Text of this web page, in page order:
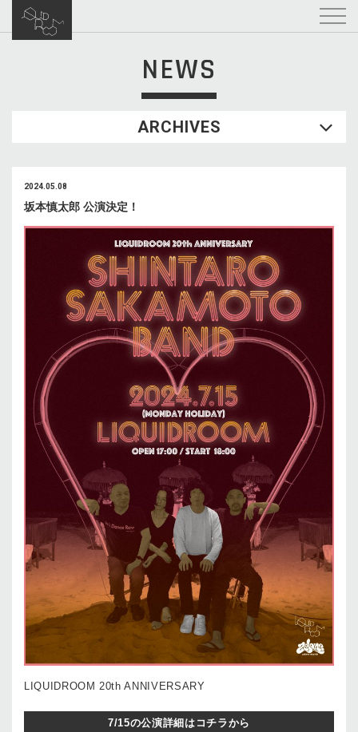
NEWS
ARCHIVES
2024.05.08
坂本慎太郎 公演決定！
LIQUIDROOM 20th ANNIVERSARY
7/15の公演詳細はコチラから